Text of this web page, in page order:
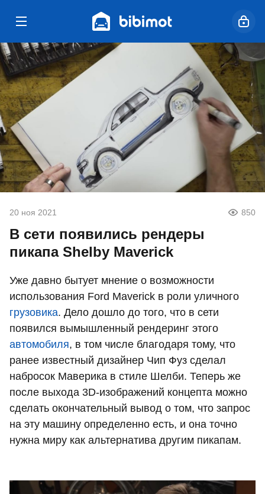
20 ноя 2021 850
В сети появились рендеры
пикапа Shelby Maverick
Уже давно бытует мнение о возможности
использования Ford Maverick в роли уличного
грузовика. Дело дошло до того, что в сети
появился вымышленный рендеринг этого
автомобиля, в том числе благодаря тому, что
ранее известный дизайнер Чип Фуз сделал
набросок Маверика в стиле Шелби. Теперь же
после выхода 3D-изображений концепта можно
сделать окончательный вывод о том, что запрос
на эту машину определенно есть, и она точно
нужна миру как альтернатива другим пикапам.